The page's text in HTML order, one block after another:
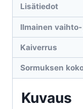
Lisätiedot
Ilmainen
Kaiverrus
Sormuksen
Kuvaus